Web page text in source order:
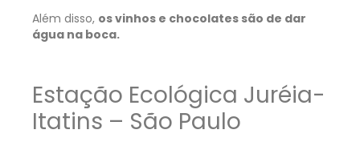
Além disso, os vinhos e chocolates são de dar
água na boca.
Estação Ecológica Juréia-
Itatins – São Paulo